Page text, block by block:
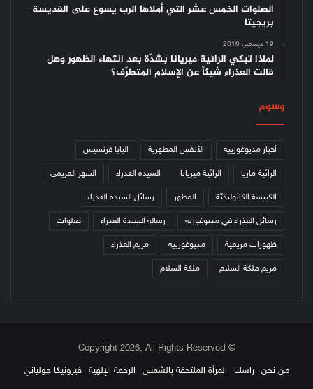
الصلوات الخمس عشر التي أملاها الرب يسوع على القديسة
بريجيتا
19 ديسمبر، 2016
لماذا تبكي الرائية ميريانا بشدّة بعد انتهاء الظهور وهل
قالت العذراء شيئاً عن الإسلام المتطرّف؟
وسوم
أخبار مديوغورييه الأنفس المطهرية البابا فرنسيس
الرائية ماريا الرائية ميريانا السيدة العذراء الشهر المريمي
الكنيسة الكاثوليكيّة المطهر رسائل السيدة العذراء
رسائل العذراء في مديوغوريه رسالة السيدة العذراء صلوات
ظهورات مريمية مديوغورييه مريم العذراء
مريم ملكة السلام ملكة السلام
© Copyright 2026, All Rights Reserved
من نحن
راسلنا المرأة الملتحفة بالشمس الرحمة الإلهية فيرونيكا جولياني